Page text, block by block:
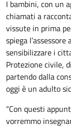
I bambini, con un
chiamati a
vissute in prima
spiega
sensibilizzare i
Protezione civile,
partendo dalla
oggi è un adulto
“Con questi
vorremmo